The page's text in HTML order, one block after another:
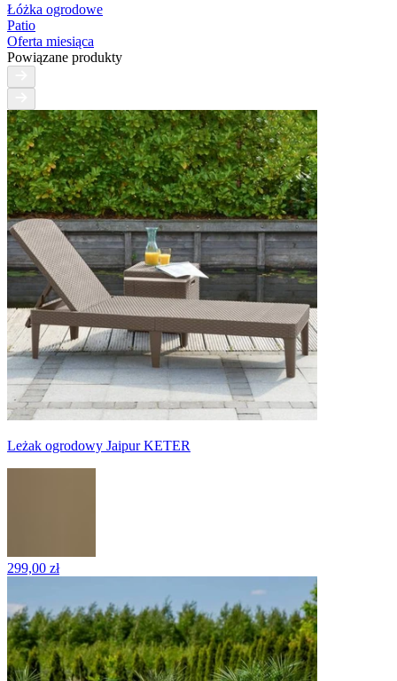
Łóżka ogrodowe
Patio
Oferta miesiąca
Powiązane produkty
Leżak ogrodowy Jaipur KETER
299,00 zł